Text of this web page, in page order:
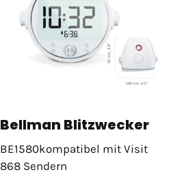
Bellman Blitzwecker
BE1580kompatibel mit Visit
868 Sendern